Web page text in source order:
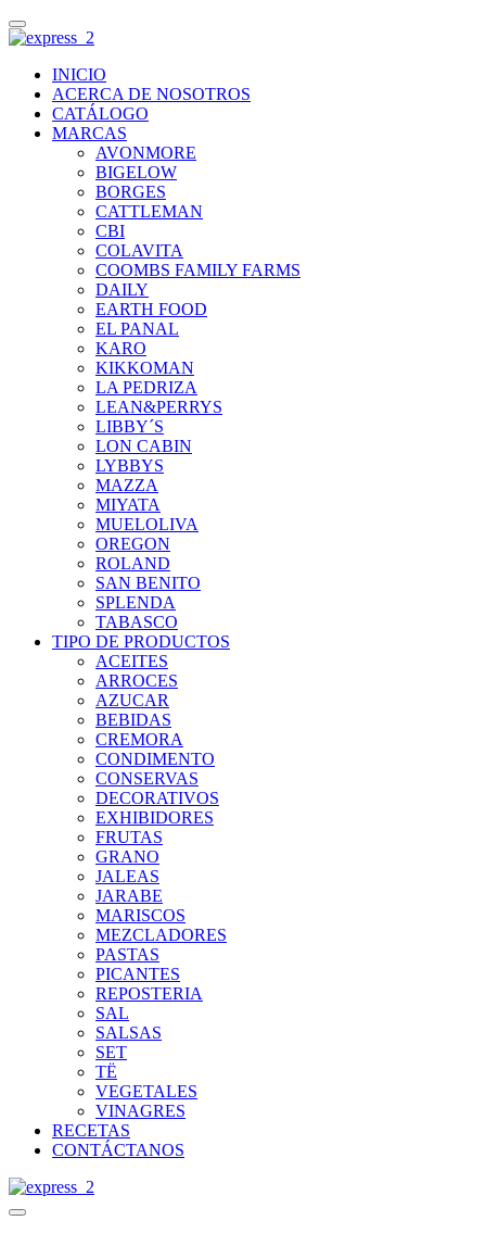
INICIO
ACERCA DE NOSOTROS
CATÁLOGO
MARCAS
AVONMORE
BIGELOW
BORGES
CATTLEMAN
CBI
COLAVITA
COOMBS FAMILY FARMS
DAILY
EARTH FOOD
EL PANAL
KARO
KIKKOMAN
LA PEDRIZA
LEAN&PERRYS
LIBBY´S
LON CABIN
LYBBYS
MAZZA
MIYATA
MUELOLIVA
OREGON
ROLAND
SAN BENITO
SPLENDA
TABASCO
TIPO DE PRODUCTOS
ACEITES
ARROCES
AZUCAR
BEBIDAS
CREMORA
CONDIMENTO
CONSERVAS
DECORATIVOS
EXHIBIDORES
FRUTAS
GRANO
JALEAS
JARABE
MARISCOS
MEZCLADORES
PASTAS
PICANTES
REPOSTERIA
SAL
SALSAS
SET
TË
VEGETALES
VINAGRES
RECETAS
CONTÁCTANOS